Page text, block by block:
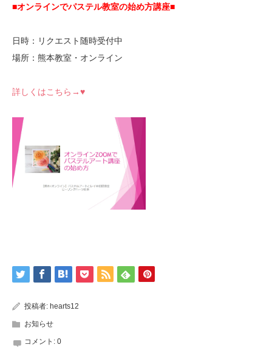
■オンラインでパステル教室の始め方講座■
日時：リクエスト随時受付中
場所：熊本教室・オンライン
詳しくはこちら→♥
投稿者: hearts12
お知らせ
コメント: 0